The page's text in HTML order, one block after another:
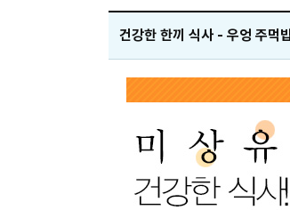
건강한 한끼 식사 - 우엉 주먹